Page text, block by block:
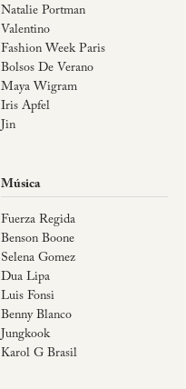
Natalie Portman
Valentino
Fashion Week Paris
Bolsos De Verano
Maya Wigram
Iris Apfel
Jin
Música
Fuerza Regida
Benson Boone
Selena Gomez
Dua Lipa
Luis Fonsi
Benny Blanco
Jungkook
Karol G Brasil